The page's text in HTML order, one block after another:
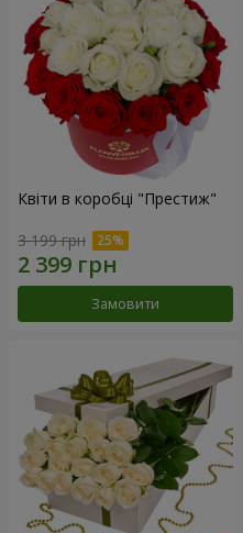
Квіти в коробці "Престиж"
3 199 грн
Замовити